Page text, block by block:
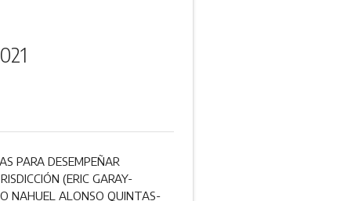
PARA DESEMPEÑAR
(ERIC GARAY-
NAHUEL ALONSO QUINTAS-